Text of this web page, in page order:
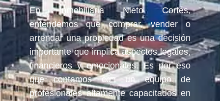
En Inmobiliaria Nieto Cortés,
entendemos que comprar, vender o
arrendar una propiedad es una decisión
importante que implica aspectos legales,
financieros y emocionales. Es por eso
que contamos con un equipo de
profesionales altamente capacitados en